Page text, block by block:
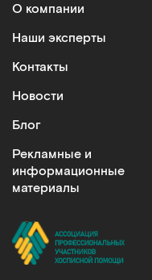
О компании
Наши эксперты
Контакты
Новости
Блог
Рекламные и
информационные
материалы